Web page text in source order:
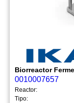
Biorreactor
0010007657
Reactor:
Tipo: